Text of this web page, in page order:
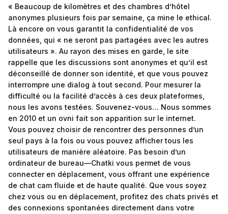
« Beaucoup de kilomètres et des chambres d’hôtel
anonymes plusieurs fois par semaine, ça mine le ethical.
Là encore on vous garantit la confidentialité de vos
données, qui « ne seront pas partagées avec les autres
utilisateurs ». Au rayon des mises en garde, le site
rappelle que les discussions sont anonymes et qu’il est
déconseillé de donner son identité, et que vous pouvez
interrompre une dialog à tout second. Pour mesurer la
difficulté ou la facilité d’accès à ces deux plateformes,
nous les avons testées. Souvenez-vous… Nous sommes
en 2010 et un ovni fait son apparition sur le internet.
Vous pouvez choisir de rencontrer des personnes d’un
seul pays à la fois ou vous pouvez afficher tous les
utilisateurs de manière aléatoire. Pas besoin d’un
ordinateur de bureau—Chatki vous permet de vous
connecter en déplacement, vous offrant une expérience
de chat cam fluide et de haute qualité. Que vous soyez
chez vous ou en déplacement, profitez des chats privés et
des connexions spontanées directement dans votre